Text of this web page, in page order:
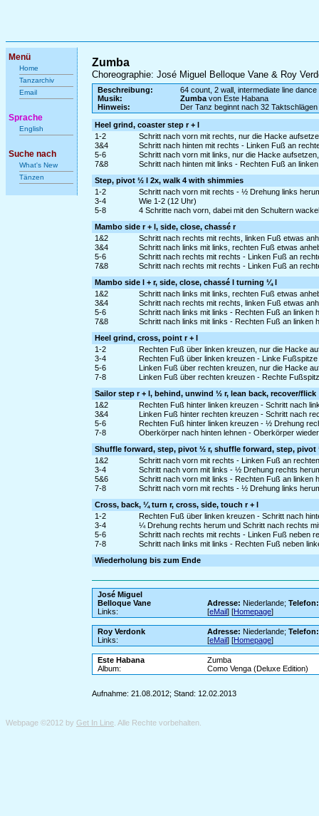
Menü
Home
Tanzarchiv
Email
Sprache
English
Suche nach
What's New
Tänzen
Zumba
Choreographie: José Miguel Belloque Vane & Roy
Beschreibung:
64 count, 2 wall, intermediate line dance
Musik:
Zumbavon Este Habana
Hinweis:
Der Tanz beginnt nach 32 Taktschlägen
Heel grind, coaster step r + l
1-2
Schritt nach vorn mit rechts, nur die Hacke
3&4
Schritt nach hinten mit rechts - Linken Fuß an
5-6
Schritt nach vorn mit links, nur die Hacke
7&8
Schritt nach hinten mit links - Rechten Fuß an
Step, pivot ½ l 2x, walk 4 with shimmies
1-2
Schritt nach vorn mit rechts - ½ Drehung links
3-4
Wie 1-2 (12 Uhr)
5-8
4 Schritte nach vorn, dabei mit den Schultern
Mambo side r + l, side, close, chassé r
1&2
Schritt nach rechts mit rechts, linken Fuß etwas
3&4
Schritt nach links mit links, rechten Fuß etwas
5-6
Schritt nach rechts mit rechts - Linken Fuß an
7&8
Schritt nach rechts mit rechts - Linken Fuß an
Mambo side l + r, side, close, chassé l turning ¼ l
1&2
Schritt nach links mit links, rechten Fuß etwas
3&4
Schritt nach rechts mit rechts, linken Fuß etwas
5-6
Schritt nach links mit links - Rechten Fuß an linken
7&8
Schritt nach links mit links - Rechten Fuß an
Heel grind, cross, point r + l
1-2
Rechten Fuß über linken kreuzen, nur die Hacke
3-4
Rechten Fuß über linken kreuzen - Linke Fußspitze
5-6
Linken Fuß über rechten kreuzen, nur die Hacke
7-8
Linken Fuß über rechten kreuzen - Rechte
Sailor step r + l, behind, unwind ½ r, lean back, recover/flick
1&2
Rechten Fuß hinter linken kreuzen - Schritt nach
3&4
Linken Fuß hinter rechten kreuzen - Schritt nach
5-6
Rechten Fuß hinter linken kreuzen - ½ Drehung
7-8
Oberkörper nach hinten lehnen - Oberkörper
Shuffle forward, step, pivot ½ r, shuffle forward, step, pivot
1&2
Schritt nach vorn mit rechts - Linken Fuß an
3-4
Schritt nach vorn mit links - ½ Drehung rechts
5&6
Schritt nach vorn mit links - Rechten Fuß an linken
7-8
Schritt nach vorn mit rechts - ½ Drehung links
Cross, back, ¼ turn r, cross, side, touch r + l
1-2
Rechten Fuß über linken kreuzen - Schritt nach
3-4
¼ Drehung rechts herum und Schritt nach rechts
5-6
Schritt nach rechts mit rechts - Linken Fuß neben
7-8
Schritt nach links mit links - Rechten Fuß neben
Wiederholung bis zum Ende
José Miguel
Belloque Vane
Adresse: Niederlande;Telefon:
Links:
[eMail] [Homepage]
Roy Verdonk Adresse: Niederlande;Telefon:
Links:
[eMail] [Homepage]
Este Habana
Zumba
Album:
Como Venga (Deluxe Edition)
Aufnahme: 21.08.2012; Stand: 12.02.2013
Webpage ©2012 by Get In Line . Alle Rechte vorbehalten.